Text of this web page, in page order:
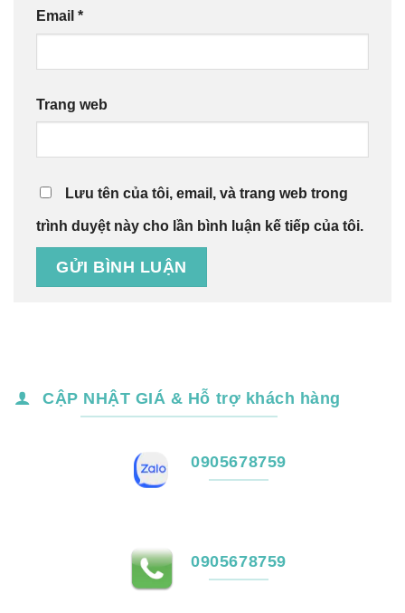
Email *
Trang web
Lưu tên của tôi, email, và trang web trong
trình duyệt này cho lần bình luận kế tiếp của tôi.
CẬP NHẬT GIÁ & Hỗ trợ khách hàng
0905678759
0905678759